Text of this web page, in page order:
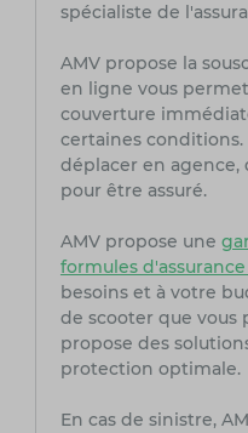
spécialiste de
AMV propose la
en ligne vous
couverture
certaines conditions.
déplacer en agence,
pour être assuré.
AMV propose une
formules
besoins et à votre
de scooter que vous
propose des
protection optimale.
En cas de sinistre,